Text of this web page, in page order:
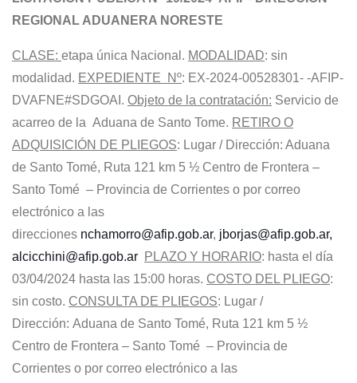
REGIONAL ADUANERA NORESTE
CLASE: etapa única Nacional. MODALIDAD: sin
modalidad. EXPEDIENTE Nº: EX-2024-00528301- -AFIP-
DVAFNE#SDGOAI. Objeto de la contratación: Servicio de
acarreo de la Aduana de Santo Tome. RETIRO O
ADQUISICIÓN DE PLIEGOS: Lugar / Dirección: Aduana
de Santo Tomé, Ruta 121 km 5 ½ Centro de Frontera –
Santo Tomé – Provincia de Corrientes o por correo
electrónico a las
direcciones nchamorro@afip.gob.ar, jborjas@afip.gob.ar,
alcicchini@afip.gob.ar PLAZO Y HORARIO: hasta el día
03/04/2024 hasta las 15:00 horas. COSTO DEL PLIEGO:
sin costo. CONSULTA DE PLIEGOS: Lugar /
Dirección: Aduana de Santo Tomé, Ruta 121 km 5 ½
Centro de Frontera – Santo Tomé – Provincia de
Corrientes o por correo electrónico a las